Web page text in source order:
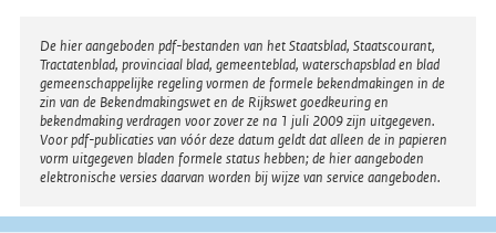
Disclaimer
De hier aangeboden pdf-bestanden van het Staatsblad, Staatscourant,
Tractatenblad, provinciaal blad, gemeenteblad, waterschapsblad en blad
gemeenschappelijke regeling vormen de formele bekendmakingen in de
zin van de Bekendmakingswet en de Rijkswet goedkeuring en
bekendmaking verdragen voor zover ze na 1 juli 2009 zijn uitgegeven.
Voor pdf-publicaties van vóór deze datum geldt dat alleen de in papieren
vorm uitgegeven bladen formele status hebben; de hier aangeboden
elektronische versies daarvan worden bij wijze van service aangeboden.